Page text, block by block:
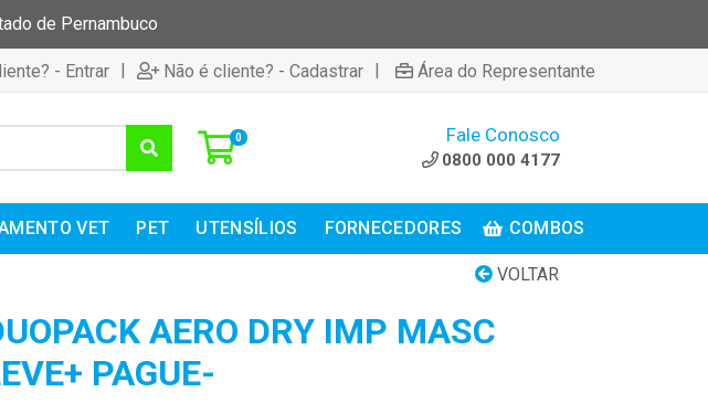
de Pernambuco
- Entrar | Não é cliente? - Cadastrar | Área do Representante
0 Fale Conosco
0800 000 4177
VET PET UTENSÍLIOS FORNECEDORES COMBOS
VOLTAR
AERO DRY IMP MASC
PAGUE-